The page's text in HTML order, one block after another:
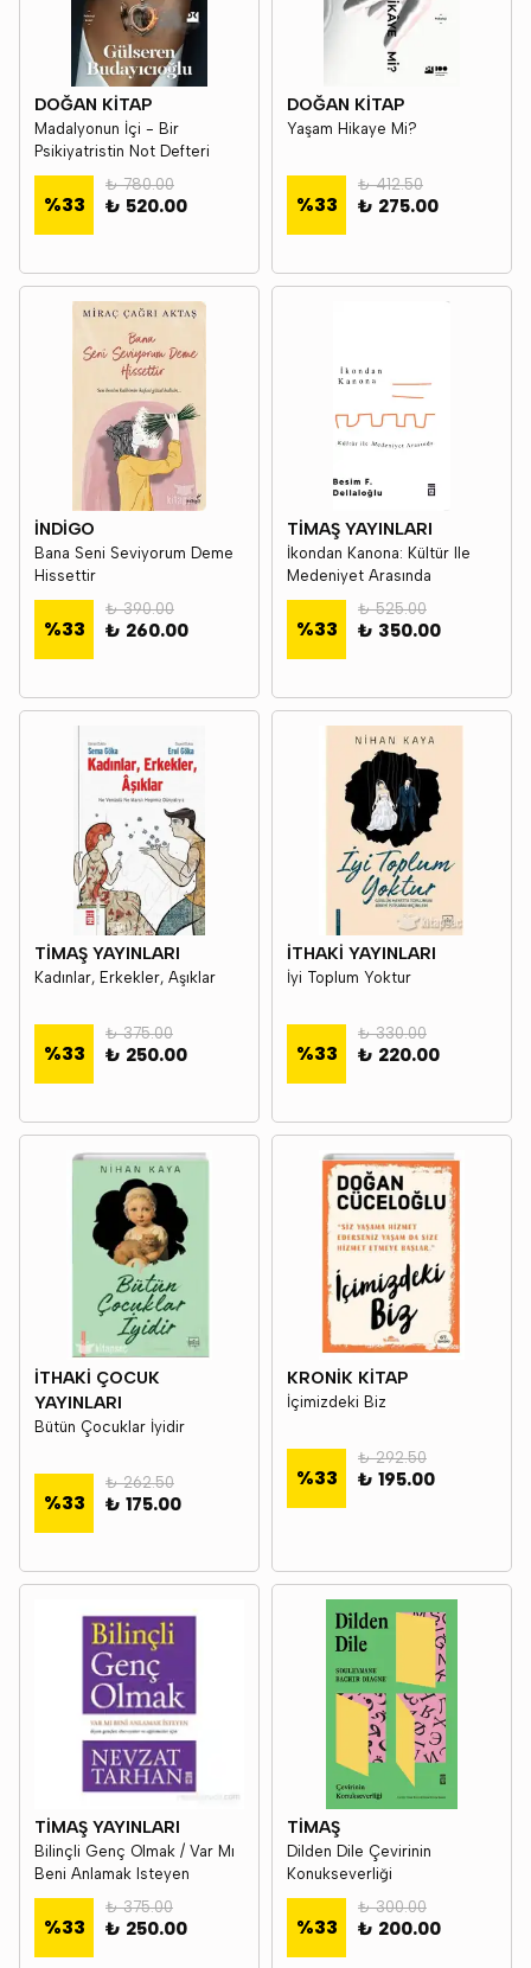
DOĞAN KİTAP
Madalyonun İçi - Bir
Psikiyatristin Not Defteri
%33
₺ 780.00
₺ 520.00
DOĞAN KİTAP
Yaşam Hikaye Mi?
%33
₺ 412.50
₺ 275.00
İNDİGO
Bana Seni Seviyorum Deme
Hissettir
%33
₺ 390.00
₺ 260.00
TİMAŞ YAYINLARI
İkondan Kanona: Kültür Ile
Medeniyet Arasında
%33
₺ 525.00
₺ 350.00
TİMAŞ YAYINLARI
Kadınlar, Erkekler, Aşıklar
%33
₺ 375.00
₺ 250.00
İTHAKİ YAYINLARI
İyi Toplum Yoktur
%33
₺ 330.00
₺ 220.00
İTHAKİ ÇOCUK
YAYINLARI
Bütün Çocuklar İyidir
%33
₺ 262.50
₺ 175.00
KRONİK KİTAP
İçimizdeki Biz
%33
₺ 292.50
₺ 195.00
TİMAŞ YAYINLARI
Bilinçli Genç Olmak / Var Mı
Beni Anlamak Isteyen
%33
₺ 375.00
₺ 250.00
TİMAŞ
Dilden Dile Çevirinin
Konukseverliği
%33
₺ 300.00
₺ 200.00